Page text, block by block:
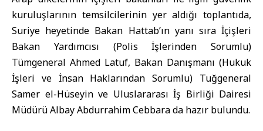
kuruluşlarının temsilcilerinin yer aldığı toplantıda,
Suriye heyetinde Bakan Hattab’ın yanı sıra İçişleri
Bakan Yardımcısı (Polis İşlerinden Sorumlu)
Tümgeneral Ahmed Latuf, Bakan Danışmanı (Hukuk
İşleri ve İnsan Haklarından Sorumlu) Tuğgeneral
Samer el-Hüseyin ve Uluslararası İş Birliği Dairesi
Müdürü Albay Abdurrahim Cebbara da hazır bulundu.